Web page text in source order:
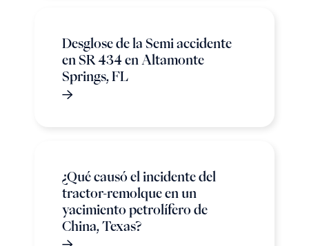
Desglose de la Semi accidente
en SR 434 en Altamonte
Springs, FL
¿Qué causó el incidente del
tractor-remolque en un
yacimiento petrolífero de
China, Texas?